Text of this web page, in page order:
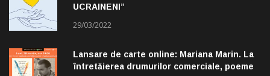
UCRAINENI”
29/03/2022
Lansare de carte online: Mariana Marin. La
întretăierea drumurilor comerciale, poeme